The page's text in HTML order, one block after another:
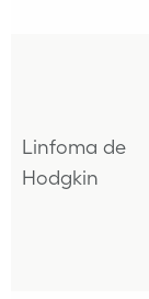
Linfoma de
Hodgkin